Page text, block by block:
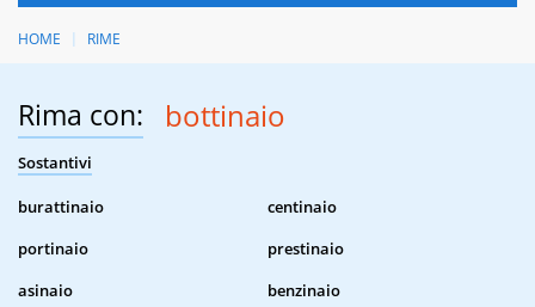
HOME RIME
Rima con: bottinaio
Sostantivi
burattinaio
centinaio
portinaio
prestinaio
asinaio
benzinaio